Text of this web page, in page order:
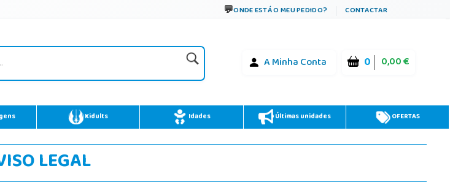
ONDE ESTÁ O MEU PEDIDO? CONTACTAR
A Minha Conta 0 0,00 €
Kidults Idades Últimas unidades OFERTAS
LEGAL